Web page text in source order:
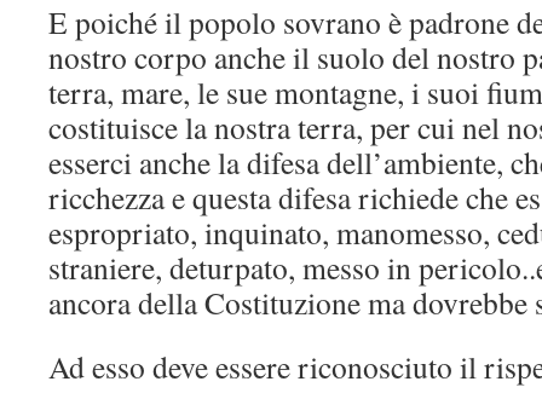
E poiché il popolo sovrano è padrone
nostro corpo anche il suolo del nostro
terra, mare, le sue montagne, i suoi
costituisce la nostra terra, per cui nel
esserci anche la difesa dell’ambiente,
ricchezza e questa difesa richiede che
espropriato, inquinato, manomesso,
straniere, deturpato, messo in
ancora della Costituzione ma dovrebbe
Ad esso deve essere riconosciuto il